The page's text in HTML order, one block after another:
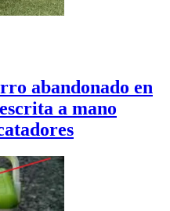
abandonado en
a mano